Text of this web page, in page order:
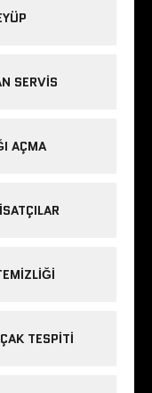
SERVIS
AÇMA
TESPITI